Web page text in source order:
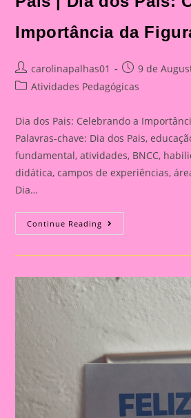
Celebrando
Importância
Da
Importância da
Post
author:
carolinapalhas01
Post
published:
9 de
PostAtividades Pedagógicas
Dia dos Pais: Celebrando a
Palavras-chave: Dia dos Pais,
fundamental, atividades, BNCC,
didática, campos de experiências,
Dia…
Continue Reading Cartão
Lembrança
O
Pais
Dia
Pais:
Celebrando
Importância
Da
Figura